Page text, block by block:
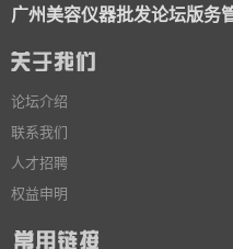
广州美容仪器批发论坛版务
论坛介绍
联系我们
人才招聘
权益申明